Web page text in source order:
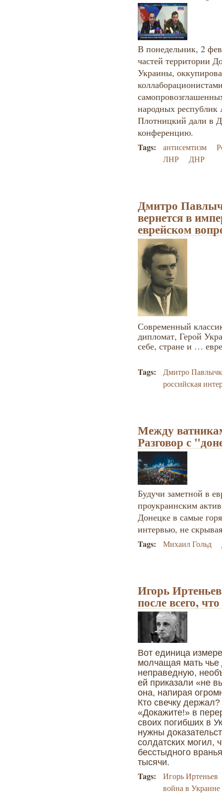
В понедельник, 2
частей территории
Украины,
народных республик
Плотницкий дали в
конференцию.
Tags: антисемтизм
ЛНР
ДНР
Дмитро
вернется в
еврейском
Современный
дипломат, Герой
себе, стране и …
Tags:
Дмитро
российская
Между
Разговор с
Будучи заметной в
проукраинским
Донецке в самые
интервью, не
Tags: Михаил Гольд
Игорь
после всего,
Вот единица
молчащая мать чье
неправедную,
ей приказали «не
она, напирая
Кто свечку
«Докажите!» в
своих погибших в
нужны
солдатских могил,
бесстыдного
тысячи.
Tags:
Игорь Иртеньев
война в Украине